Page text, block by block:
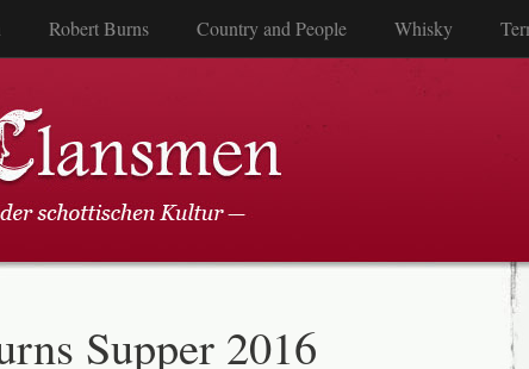
Robert Burns Country and People Whisky
Supper 2016